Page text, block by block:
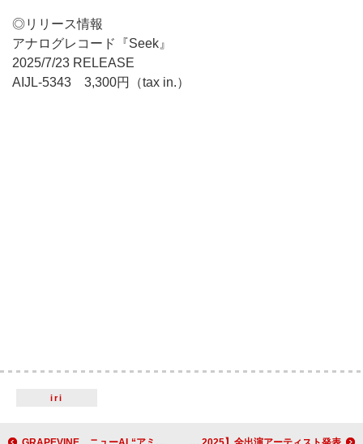
◎リリース情報
アナログレコード『Seek』
2025/7/23 RELEASE
AIJL-5343 3,300円（tax in.）
iri